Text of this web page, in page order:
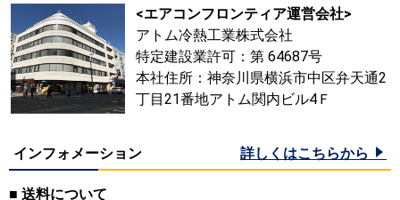
<エアコンフロンティア運営会社>
アトム冷熱工業株式会社
特定建設業許可：第 64687号
本社住所：神奈川県横浜市中区弁天通2
丁目21番地アトム関内ビル4Ｆ
インフォメーション 詳しくはこちらから
■ 送料について